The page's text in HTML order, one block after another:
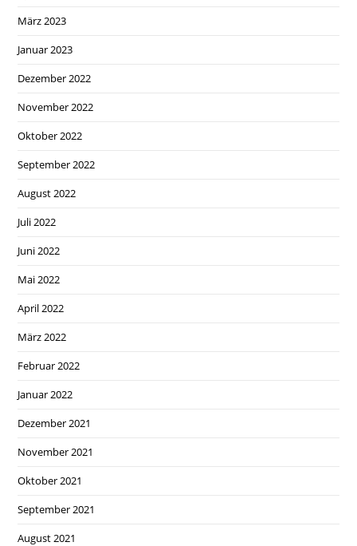
März 2023
Januar 2023
Dezember 2022
November 2022
Oktober 2022
September 2022
August 2022
Juli 2022
Juni 2022
Mai 2022
April 2022
März 2022
Februar 2022
Januar 2022
Dezember 2021
November 2021
Oktober 2021
September 2021
August 2021